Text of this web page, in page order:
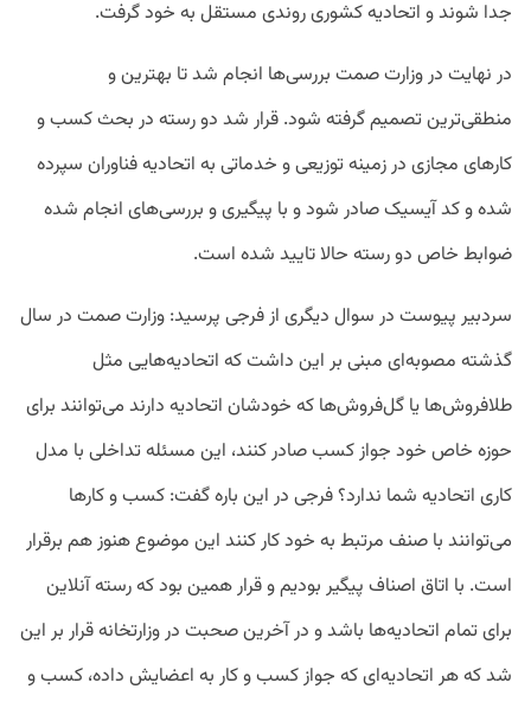
جدا شوند و اتحادیه کشوری روندی مستقل به خود گرفت.
در نهایت در وزارت صمت بررسی‌ها انجام شد تا بهترین و
منطقی‌ترین تصمیم گرفته شود. قرار شد دو رسته در بحث کسب و
کارهای مجازی در زمینه توزیعی و خدماتی به اتحادیه فناوران سپرده
شده و کد آیسیک صادر شود و با پیگیری و بررسی‌های انجام شده
ضوابط خاص دو رسته حالا تایید شده است.
سردبیر پیوست در سوال دیگری از فرجی پرسید: وزارت صمت در سال
گذشته مصوبه‌ای مبنی بر این داشت که اتحادیه‌هایی مثل
طلافروش‌ها یا گل‌فروش‌ها که خودشان اتحادیه دارند می‌توانند برای
حوزه خاص خود جواز کسب صادر کنند، این مسئله تداخلی با مدل
کاری اتحادیه شما ندارد؟ فرجی در این باره گفت: کسب و کارها
می‌توانند با صنف مرتبط به خود کار کنند این موضوع هنوز هم برقرار
است. با اتاق اصناف پیگیر بودیم و قرار همین بود که رسته آنلاین
برای تمام اتحادیه‌ها باشد و در آخرین صحبت در وزارتخانه قرار بر این
شد که هر اتحادیه‌ای که جواز کسب و کار به اعضایش داده، کسب و